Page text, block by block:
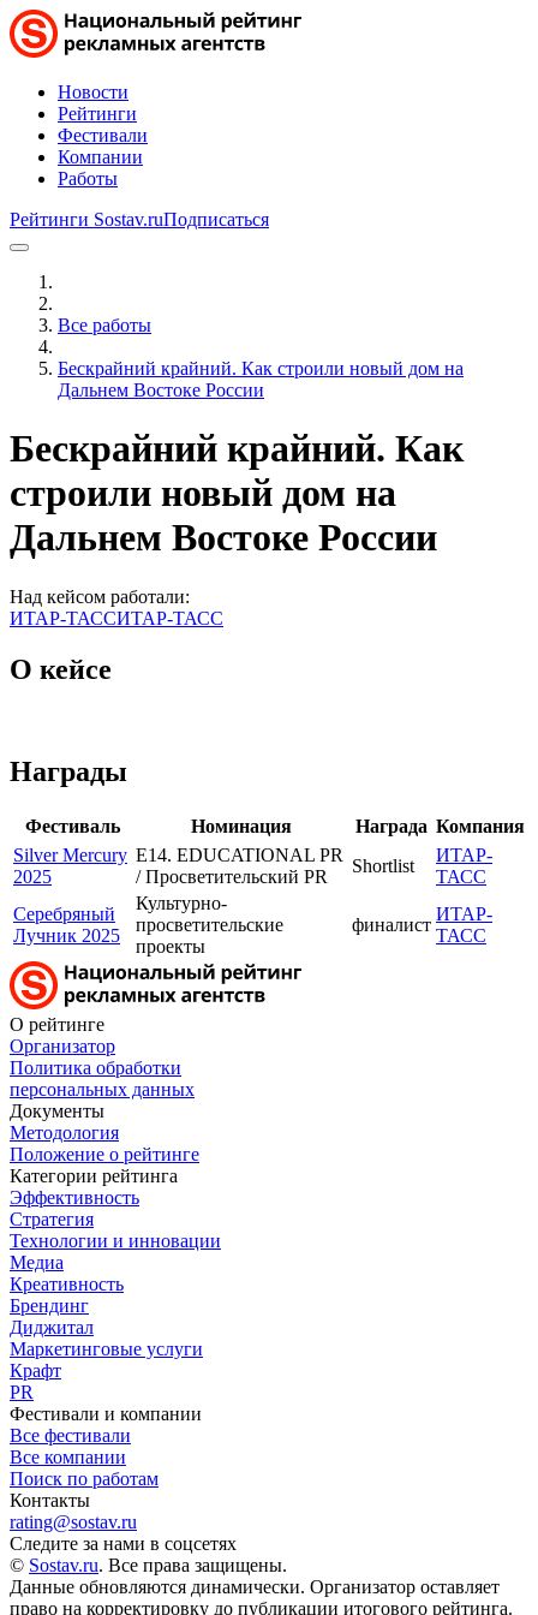
Новости
Рейтинги
Фестивали
Компании
Работы
Рейтинги Sostav.ruПодписаться
Все работы
Бескрайний крайний. Как строили новый дом на
Дальнем Востоке России
Бескрайний крайний. Как
строили новый дом на
Дальнем Востоке России
Над кейсом работали:
ИТАР-ТАССИТАР-ТАСС
О кейсе
Награды
Фестиваль Номинация Награда Компания
Silver Mercury
2025
E14. EDUCATIONAL PR
/ Просветительский PR
Shortlist
ИТАР-
ТАСС
Серебряный
Лучник 2025
Культурно-
просветительские
проекты
финалист
ИТАР-
ТАСС
О рейтинге
Организатор
Политика обработки
персональных данных
Документы
Методология
Положение о рейтинге
Категории рейтинга
Эффективность
Стратегия
Технологии и инновации
Медиа
Креативность
Брендинг
Диджитал
Маркетинговые услуги
Крафт
PR
Фестивали и компании
Все фестивали
Все компании
Поиск по работам
Контакты
rating@sostav.ru
Следите за нами в соцсетях
© Sostav.ru. Все права защищены.
Данные обновляются динамически. Организатор оставляет
право на корректировку до публикации итогового рейтинга.